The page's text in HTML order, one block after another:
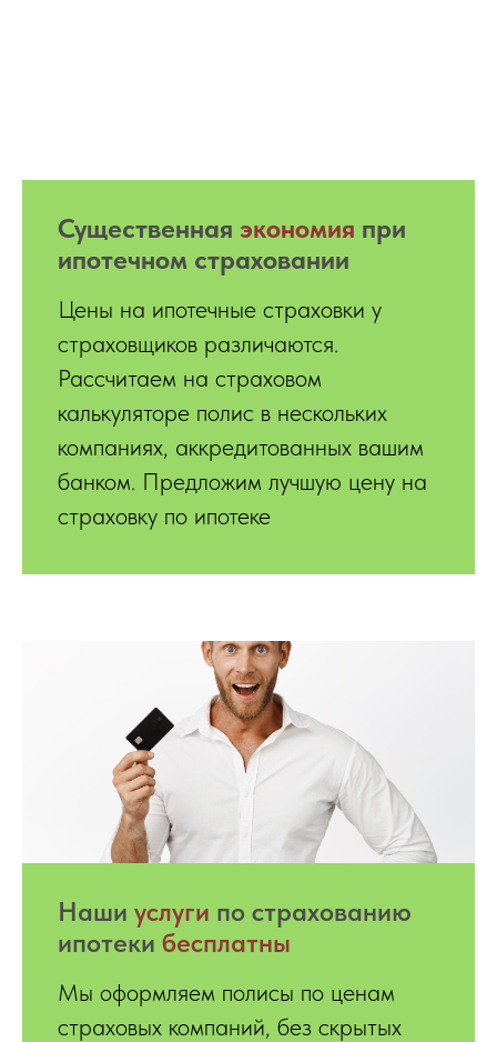
Существенная экономия при
ипотечном страховании
Цены на ипотечные страховки у
страховщиков различаются.
Рассчитаем на страховом
калькуляторе полис в нескольких
компаниях, аккредитованных вашим
банком. Предложим лучшую цену на
страховку по ипотеке
Hаши услуги по страхованию
ипотеки бесплатны
Мы оформляем полисы по ценам
страховых компаний, без скрытых